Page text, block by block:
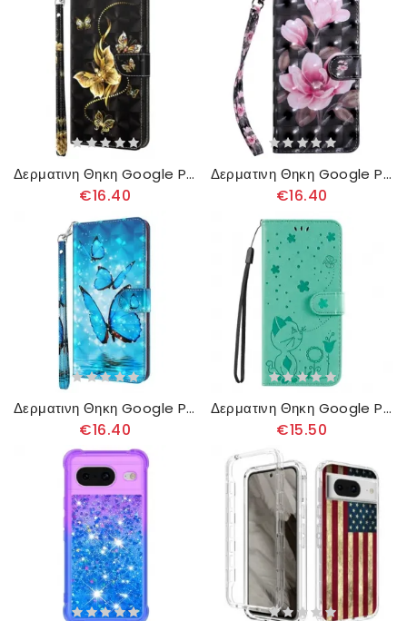
Δερματινη Θηκη Google Pixel 8 Χρυσές Πεταλούδες Με Λουράκι
€16.40
Δερματινη Θηκη Google Pixel 8 Ροζ Λουλούδια Με Λουράκι
€16.40
Δερματινη Θηκη Google Pixel 8 Πεταλούδες Με Κορδόνι
€16.40
Δερματινη Θηκη Google Pixel 8 Γάτα Και Μέλισσες Στο Κορδόνι
€15.50